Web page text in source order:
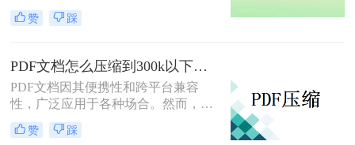
而，有时我们需要将PDF文件压缩到
最小，以便于传输或存储。那么pdf压
三种常见的PDF压缩方法。
赞 踩
PDF文档怎么压缩到300k以下？试试这3种压缩方法！
PDF文档因其便携性和跨平台兼容
性，广泛应用于各种场合。然而，有
时过大的PDF文件会影响传输速度和
存储效率。那么PDF文档怎么压缩到
赞 踩